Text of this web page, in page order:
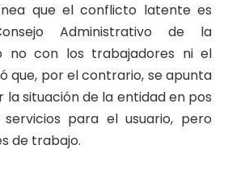
que el conflicto latente es
Administrativo de la
no con los trabajadores ni el
que, por el contrario, se apunta
la situación de la entidad en pos
para el usuario, pero
de trabajo.